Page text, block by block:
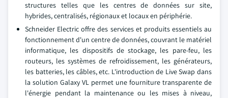
structures telles que les centres de données sur site,
hybrides, centralisés, régionaux et locaux en périphérie.
Schneider Electric offre des services et produits essentiels au
fonctionnement d'un centre de données, couvrant le matériel
informatique, les dispositifs de stockage, les pare-feu, les
routeurs, les systèmes de refroidissement, les générateurs,
les batteries, les câbles, etc. L'introduction de Live Swap dans
la solution Galaxy VL permet une fourniture transparente de
l'énergie pendant la maintenance ou les mises à niveau,